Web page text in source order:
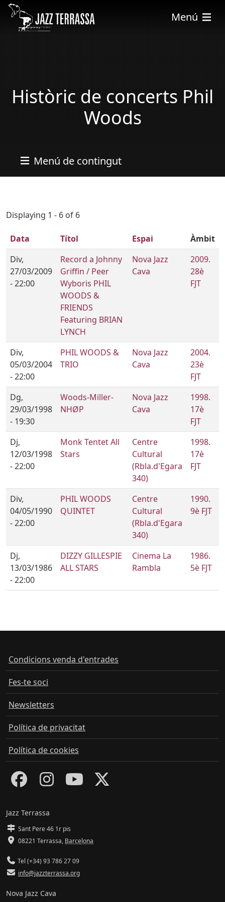
Vés al contingut
Menú
Històric de concerts Phil
Woods
Menú de contingut
Displaying 1 - 6 of 6
Data Títol Espai
Àmbit
Div,
27/03/2009
- 22:00
Record a Johnny
Griffin / Peer
Wyboris PHIL
WOODS &
FRIENDS
Featuring BRIAN
LYNCH
Nova Jazz
Cava
2009.
28è
FJT
Div,
05/03/2004
- 22:00
PHIL WOODS &
TRIO
Nova Jazz
Cava
2004.
23è
FJT
Dg,
29/03/1998
- 19:30
Woods-Miller-
NHØP
Nova Jazz
Cava
1998.
17è
FJT
Dj,
12/03/1998
- 22:00
Monk Tentet All
Stars
Centre
Cultural
(Rbla.d'Egara
340)
1998.
17è
FJT
Div,
04/05/1990
- 22:00
PHIL WOODS
QUINTET
Centre
Cultural
(Rbla.d'Egara
340)
1990.
9è FJT
Dj,
13/03/1986
- 22:00
DIZZY GILLESPIE
ALL STARS
Cinema La
Rambla
1986.
5è FJT
Condicions venda d'entrades
Fes-te soci
Newsletters
Política de privacitat
Política de cookies
Jazz Terrassa
Sant Pere 46 1r pis
08221 Terrassa, Barcelona
Tel (+34) 93 786 27 09
info@jazzterrassa.org
Nova Jazz Cava